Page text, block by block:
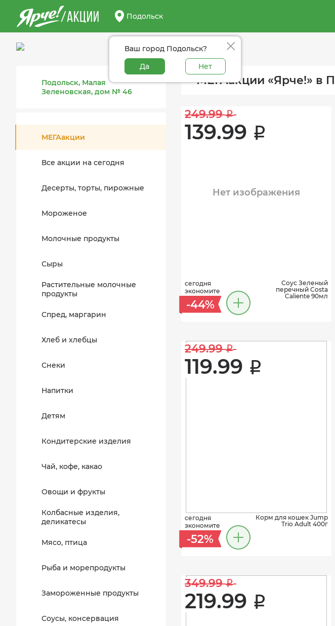
/АКЦИИ Подольск
Ваш город Подольск?
Да
Нет
Подольск, Малая
Зеленовская, дом № 46
МЕГАакции
Все акции на сегодня
Десерты, торты, пирожные
Мороженое
Молочные продукты
Сыры
Растительные молочные
продукты
Спред, маргарин
Хлеб и хлебцы
Снеки
Напитки
Детям
Кондитерские изделия
Чай, кофе, какао
Овощи и фрукты
Колбасные изделия,
деликатесы
Мясо, птица
Рыба и морепродукты
Замороженные продукты
Соусы, консервация
МЕГАакции «Ярче!» в
249.99 i
139.99 i
Нет изображения
сегодня
экономите
-44%
Соус Зеленый
перечный Costa
Caliente 90мл
249.99 i
119.99 i
сегодня
экономите
-52%
Корм для кошек Jump
Trio Adult 400г
349.99 i
219.99 i